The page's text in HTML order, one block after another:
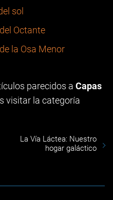
sol
Octante
la Osa Menor
parecidos a Capas
visitar la categoría
La Vía Láctea: Nuestro
hogar galáctico